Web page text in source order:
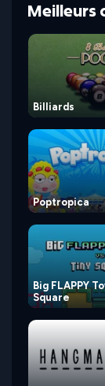
Meilleurs
Billiards
Poptropica
Big FLAPPY
Square